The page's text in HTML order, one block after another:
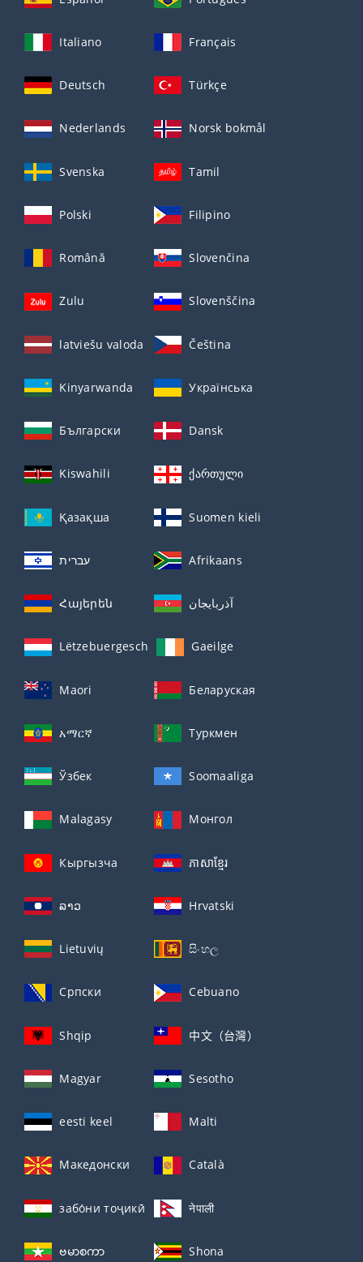
Italiano Français
Deutsch Türkçe
Nederlands Norsk bokmål
Svenska Tamil
Polski Filipino
Română Slovenčina
Zulu Slovenščina
latviešu valoda Čeština
Kinyarwanda Українська
Български Dansk
Kiswahili ქართული
Қазақша Suomen kieli
עברית Afrikaans
Հայերեն آذربايجان
Lëtzebuergesch Gaeilge
Maori Беларуская
አማርኛ Туркмен
Ўзбек Soomaaliga
Malagasy Монгол
Кыргызча ភាសាខ្មែរ
ລາວ Hrvatski
Lietuvių සිංහල
Српски Cebuano
Shqip 中文（台灣）
Magyar Sesotho
eesti keel Malti
Македонски Català
забо́ни тоҷикӣ́ नेपाली
ဗမာစကာ Shona